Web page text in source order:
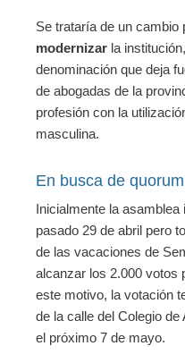
Se trataría de un cambio
modernizar la
denominación que deja
de abogadas de la
profesión con la
masculina.
En busca de quorum
Inicialmente la
pasado 29 de abril pero
de las vacaciones de
alcanzar los 2.000 votos
este motivo, la votación
de la calle del Colegio
el próximo 7 de mayo.